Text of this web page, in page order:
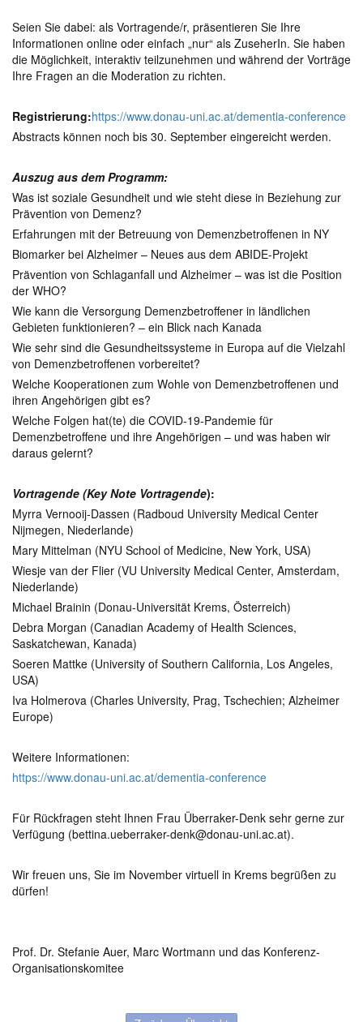
Seien Sie dabei: als Vortragende/r, präsentieren Sie Ihre
Informationen online oder einfach „nur“ als ZuseherIn. Sie haben
die Möglichkeit, interaktiv teilzunehmen und während der Vorträge
Ihre Fragen an die Moderation zu richten.
Registrierung:https://www.donau-uni.ac.at/dementia-conference
Abstracts können noch bis 30. September eingereicht werden.
Auszug aus dem Programm:
Was ist soziale Gesundheit und wie steht diese in Beziehung zur
Prävention von Demenz?
Erfahrungen mit der Betreuung von Demenzbetroffenen in NY
Biomarker bei Alzheimer – Neues aus dem ABIDE-Projekt
Prävention von Schlaganfall und Alzheimer – was ist die Position
der WHO?
Wie kann die Versorgung Demenzbetroffener in ländlichen
Gebieten funktionieren? – ein Blick nach Kanada
Wie sehr sind die Gesundheitssysteme in Europa auf die Vielzahl
von Demenzbetroffenen vorbereitet?
Welche Kooperationen zum Wohle von Demenzbetroffenen und
ihren Angehörigen gibt es?
Welche Folgen hat(te) die COVID-19-Pandemie für
Demenzbetroffene und ihre Angehörigen – und was haben wir
daraus gelernt?
Vortragende (Key Note Vortragende):
Myrra Vernooij-Dassen (Radboud University Medical Center
Nijmegen, Niederlande)
Mary Mittelman (NYU School of Medicine, New York, USA)
Wiesje van der Flier (VU University Medical Center, Amsterdam,
Niederlande)
Michael Brainin (Donau-Universität Krems, Österreich)
Debra Morgan (Canadian Academy of Health Sciences,
Saskatchewan, Kanada)
Soeren Mattke (University of Southern California, Los Angeles,
USA)
Iva Holmerova (Charles University, Prag, Tschechien; Alzheimer
Europe)
Weitere Informationen:
https://www.donau-uni.ac.at/dementia-conference
Für Rückfragen steht Ihnen Frau Überraker-Denk sehr gerne zur
Verfügung (bettina.ueberraker-denk@donau-uni.ac.at).
Wir freuen uns, Sie im November virtuell in Krems begrüßen zu
dürfen!
Prof. Dr. Stefanie Auer, Marc Wortmann und das Konferenz-
Organisationskomitee